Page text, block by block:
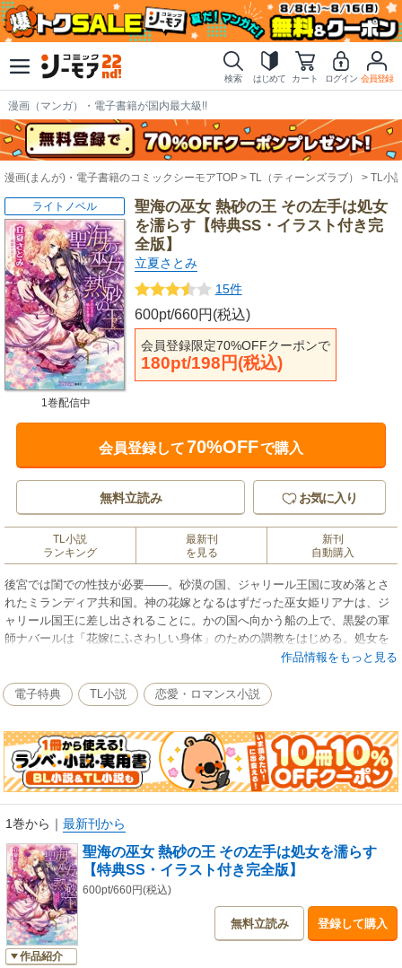
検索 はじめて カート ログイン 会員登録
漫画（マンガ）・電子書籍が国内最大級!!
漫画(まんが)・電子書籍のコミックシーモアTOP TL（ティーンズラブ） TL小
聖海の巫女 熱砂の王 その左手は処女
を濡らす【特典SS・イラスト付き完
全版】
立夏さとみ
15件
600pt/660円(税込)
会員登録限定70%OFFクーポンで
180pt/198円(税込)
ライトノベル
1巻配信中
会員登録して70%OFFで購入
無料立読み お気に入り
TL小説
ランキング
最新刊
を見る
新刊
自動購入
後宮では閨での性技が必要――。砂漠の国、ジャリール王国に攻め落とさ
れたミランディア共和国。神の花嫁となるはずだった巫女姫リアナは、ジ
ャリール国王に差し出されることに。かの国へ向かう船の上で、黒髪の軍
師ナバールは「花嫁にふさわしい身体」のための調教をはじめる。処女を
犯すことなく、夜毎リアナに悦びを教え込んでいくナバール。彼の正体と
しSSを収録！【目次】聖海の巫女 熱砂の王 その左手は処女を濡らす/
【電子版書き下ろしショートストーリー】砂漠の夜の睦言/あとがき
作品情報をもっと見る
電子特典 TL小説 恋愛・ロマンス小説
1巻から ｜ 最新刊から
作品紹介
聖海の巫女 熱砂の王 その左手は処女を濡らす
【特典SS・イラスト付き完全版】
600pt/660円(税込)
無料立読み 登録して購入